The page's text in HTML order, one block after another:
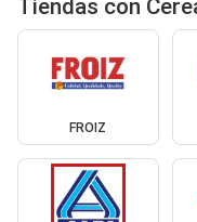
Tiendas con
FROIZ